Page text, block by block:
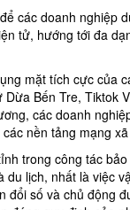
các doanh nghiệp
tử, hướng tới đa
mặt tích cực của
Bến Tre,
các doanh
nền tảng mạng
trong công tác
lịch, nhất là việc
đổi số và chủ động